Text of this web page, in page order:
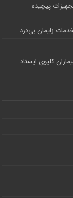
پیچیده
کلیوی ایستاد